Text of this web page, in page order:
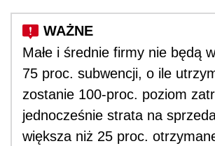
Małe i średnie firmy nie będą
75 proc. subwencji, o ile
zostanie 100-proc. poziom
jednocześnie strata na
większa niż 25 proc.